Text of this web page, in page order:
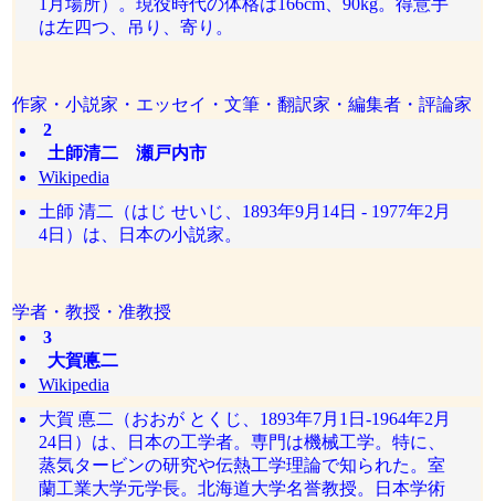
1月場所）。現役時代の体格は166cm、90kg。得意手
は左四つ、吊り、寄り。
作家・小説家・エッセイ・文筆・翻訳家・編集者・評論家
2
土師清二 瀬戸内市
Wikipedia
土師 清二（はじ せいじ、1893年9月14日 - 1977年2月
4日）は、日本の小説家。
学者・教授・准教授
3
大賀悳二
Wikipedia
大賀 悳二（おおが とくじ、1893年7月1日-1964年2月
24日）は、日本の工学者。専門は機械工学。特に、
蒸気タービンの研究や伝熱工学理論で知られた。室
蘭工業大学元学長。北海道大学名誉教授。日本学術